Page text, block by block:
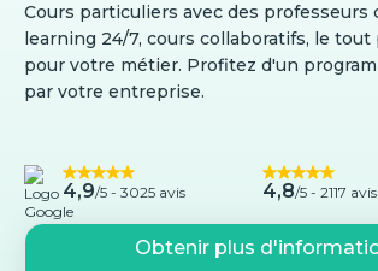
Cours particuliers avec des professeurs
learning 24/7, cours collaboratifs, le
pour votre métier. Profitez d'un
par votre entreprise.
4,9/5 - 3025 avis 4,8/5 - 2117 avis
Obtenir plus